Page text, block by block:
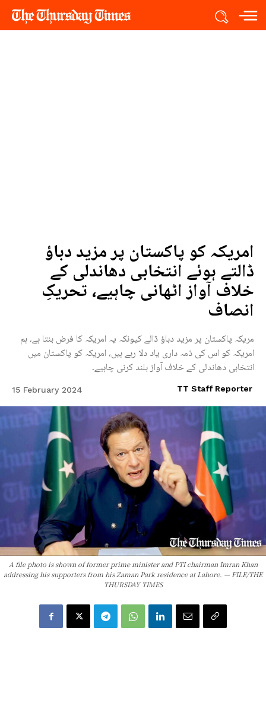
امریکہ کو پاکستان پر مزید دباؤ
ڈالتے ہوئے انتخابی دھاندلی کے
خلاف آواز اٹھانی چاہیے، تحریکِ
انصاف
مریکہ پاکستان پر مزید دباؤ ڈالے کیونکہ یہ امریکہ کا فرض بنتا ہے، ہم
امریکہ کو اس کی ذمہ داری یاد دلا رہے ہیں، امریکہ کو پاکستان میں
انتخابی دھاندلی کے خلاف آواز بلند کرنی چاہیے۔
TT Staff Reporter
15 February 2024
A file photo is shown of former prime minister and PTI chairman Imran Khan
addressing his supporters from his Zaman Park residence at Lahore. — FILE/THE
THURSDAY TIMES